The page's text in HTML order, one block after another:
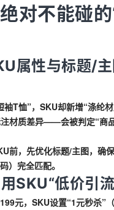
对不能碰
属性与标题/
袖T恤”，SKU却新增“涤纶
材质差异——会被判定“商
前，先优化标题/主图，确
）完全匹配。
SKU“低价引
元，SKU设置“1元秒杀”